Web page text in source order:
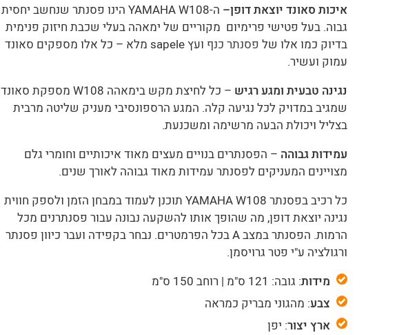
איכות סאונד יוצאת דופן–
ה-YAMAHA W108 הינו פסנתר שנחשב יחסית
גבוה. בעל פטישי פרימיום מקוריים של ימאהה בעלי שכבת חיזוק פנימית
בדיוק כמו אלו של פסנתר כנף
ועץ sapele מלא – כל אלו מספקים סאונד
עמוק ועשיר.
נגינה טבעית ומגע רגיש
– כל לחיצת מקש בימאהה W108 מספקת סאונד
שמגיב במדויק לכל נגיעה קלה. המגע הרספונסיבי מעניק שליטה מרבית
בצליל ויכולת הבעה מרשימה ומשכנעת.
עמידות גבוהה – הפסנתרים בנויים מעצים מאוד איכותיים וחומרי גלם
מצויינים המעניקים לפסנתר עמידות מאוד גבוהה לאורך שנים.
כל רכיב בפסנתר YAMAHA W108 תוכנן לעמוד במבחן הזמן ולספק חווית
נגינה יוצאת דופן, מה שהופך אותו להשקעה נבונה עבור פסנתרנים מכל
הרמות.
הפסנתר במצב A בכל הפרמטרים. נבחר בקפידה ועבר כיוון פסנתר
ורגולציה ע"י פטר גרויסמן.
מידות: גובה: 121 ס"מ | רוחב 150 ס"מ
צבע: מהגוני מבריק כמראה
ארץ יצור: יפן